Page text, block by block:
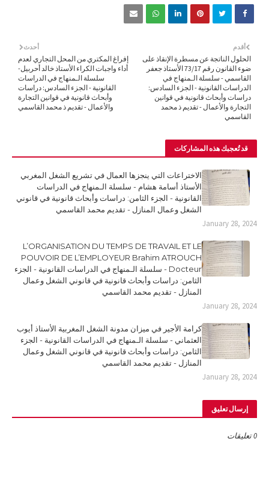
أحدث
إفراغ المكتري من المحل التجاري لعدم
أداء واجبات الكراء الأستاذ خالد أحربيل-
سلسلة الـمنهاج في الدراسات
القانونية - الجزء السادس: دراسات
وأبحاث قانونية في قوانين التجارة
والأعمال - تقديم ذ محمد القاسمي
أقدم
الحلول الناتجة عن مسطرة الإنقاذ على
ضوء القانون رقم 73/17 الأستاذ جعفر
القاسمي - سلسلة الـمنهاج في
الدراسات القانونية - الجزء السادس:
دراسات وأبحاث قانونية في قوانين
التجارة والأعمال - تقديم ذ محمد
القاسمي
قد تُعجبك هذه المشاركات
الاختراعات التي ينجزها العمال في تشريع الشغل المغربي
الأستاذ أسامة هشام - سلسلة الـمنهاج في الدراسات
القانونية - الجزء الثامن: دراسات وأبحاث قانونية في قانوني
الشغل وعمال المنازل - تقديم محمد القاسمي
January 28, 2024
L’ORGANISATION DU TEMPS DE TRAVAIL ET LE
POUVOIR DE L’EMPLOYEUR Brahim ATROUCH
Docteur - سلسلة الـمنهاج في الدراسات القانونية - الجزء
الثامن: دراسات وأبحاث قانونية في قانوني الشغل وعمال
المنازل - تقديم محمد القاسمي
January 28, 2024
كرامة الأجير في ميزان مدونة الشغل المغربية الأستاذ أيوب
العثماني - سلسلة الـمنهاج في الدراسات القانونية - الجزء
الثامن: دراسات وأبحاث قانونية في قانوني الشغل وعمال
المنازل - تقديم محمد القاسمي
January 28, 2024
إرسال تعليق
0 تعليقات